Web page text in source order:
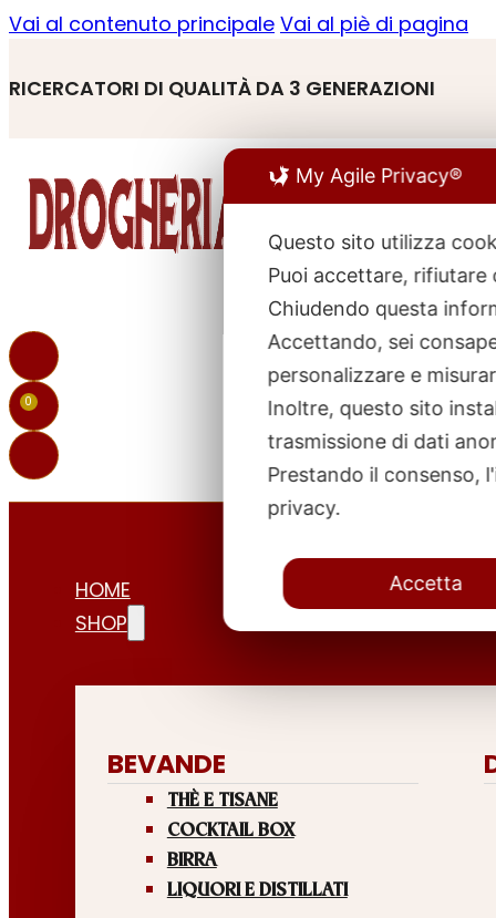
Vai al contenuto principale Vai al piè di pagina
RICERCATORI DI QUALITÀ DA 3 GENERAZIONI
0
HOME
SHOP
BEVANDE
THÈ E TISANE
COCKTAIL BOX
BIRRA
LIQUORI E DISTILLATI
My Agile Privacy®
Questo sito utilizza
Puoi accettare, rifiutare
Chiudendo questa
Accettando, sei
personalizzare e
Inoltre, questo sito
trasmissione di dati
Prestando il consenso,
privacy.
Accetta